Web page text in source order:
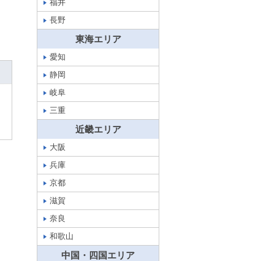
福井
長野
東海エリア
愛知
静岡
岐阜
三重
近畿エリア
大阪
兵庫
京都
滋賀
奈良
和歌山
中国・四国エリア